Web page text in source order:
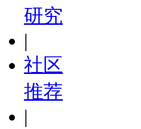
研究
|
社区
推荐
|